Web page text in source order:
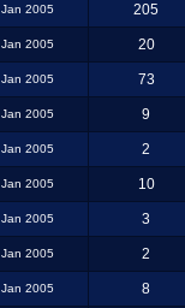
2005 205
2005 20
2005 73
2005 9
2005 2
2005 10
2005 3
2005 2
2005 8